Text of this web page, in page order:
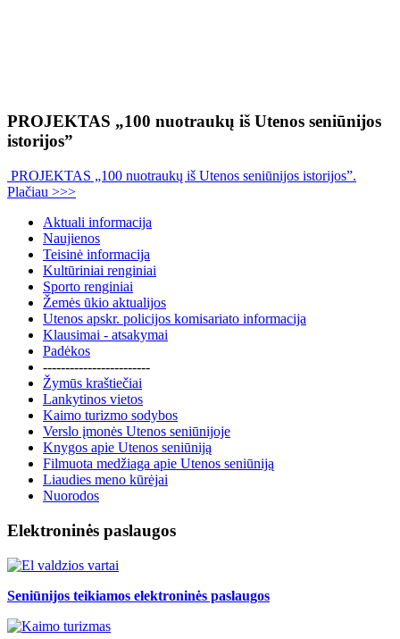
PROJEKTAS „100 nuotraukų iš Utenos seniūnijos
istorijos”
PROJEKTAS „100 nuotraukų iš Utenos seniūnijos istorijos”.
Plačiau >>>
Aktuali informacija
Naujienos
Teisinė informacija
Kultūriniai renginiai
Sporto renginiai
Žemės ūkio aktualijos
Utenos apskr. policijos komisariato informacija
Klausimai - atsakymai
Padėkos
------------------------
Žymūs kraštiečiai
Lankytinos vietos
Kaimo turizmo sodybos
Verslo įmonės Utenos seniūnijoje
Knygos apie Utenos seniūniją
Filmuota medžiaga apie Utenos seniūniją
Liaudies meno kūrėjai
Nuorodos
Elektroninės paslaugos
Seniūnijos teikiamos elektroninės paslaugos